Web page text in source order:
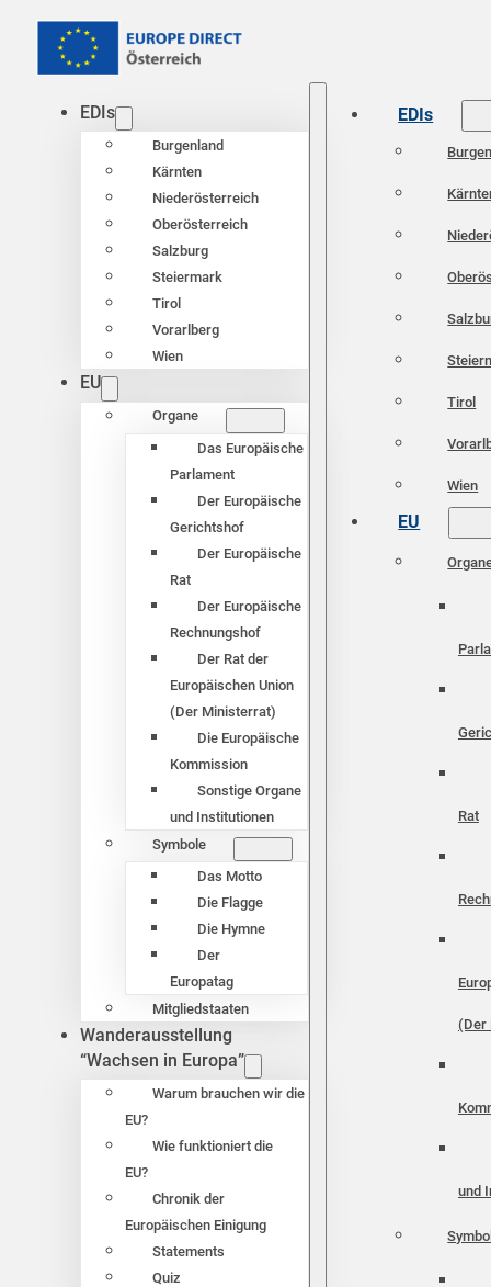
EDIs
Burgenland
Kärnten
Niederösterreich
Oberösterreich
Salzburg
Steiermark
Tirol
Vorarlberg
Wien
EU
Organe
Das Europäische
Parlament
Der Europäische
Gerichtshof
Der Europäische
Rat
Der Europäische
Rechnungshof
Der Rat der
Europäischen Union
(Der Ministerrat)
Die Europäische
Kommission
Sonstige Organe
und Institutionen
Symbole
Das Motto
Die Flagge
Die Hymne
Der
Europatag
Mitgliedstaaten
Wanderausstellung
“Wachsen in Europa”
Warum brauchen wir die
EU?
Wie funktioniert die
EU?
Chronik der
Europäischen Einigung
Statements
Quiz
EDIs
Tirol
Wien
EU
Rat
(Der
und